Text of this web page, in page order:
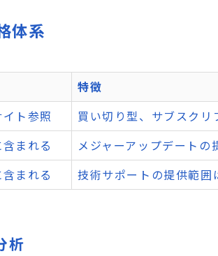
体系
特徴
ト参照
買い切り型、サブスクリ
まれる
メジャーアップデートの
まれる 技術サポートの提供範囲
析